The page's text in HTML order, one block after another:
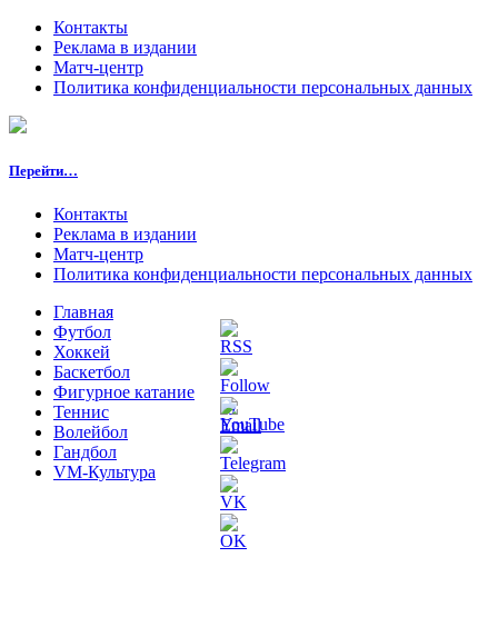
Контакты
Реклама в издании
Матч-центр
Политика конфиденциальности персональных данных
Перейти…
Контакты
Реклама в издании
Матч-центр
Политика конфиденциальности персональных данных
Главная
Футбол
Хоккей
Баскетбол
Фигурное катание
Теннис
Волейбол
Гандбол
VM-Культура